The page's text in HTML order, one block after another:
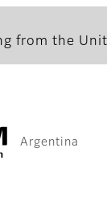
from the
Argentina